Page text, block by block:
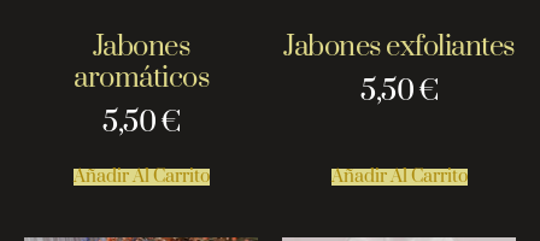
Jabones
aromáticos
5,50€
Añadir Al Carrito
Jabones exfoliantes
5,50€
Añadir Al Carrito